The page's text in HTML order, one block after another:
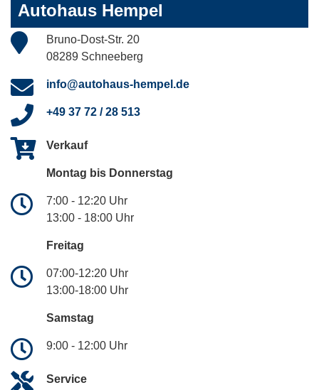
Autohaus Hempel
Bruno-Dost-Str. 20
08289 Schneeberg
info@autohaus-hempel.de
+49 37 72 / 28 513
Verkauf
Montag bis Donnerstag
7:00 - 12:20 Uhr
13:00 - 18:00 Uhr
Freitag
07:00-12:20 Uhr
13:00-18:00 Uhr
Samstag
9:00 - 12:00 Uhr
Service